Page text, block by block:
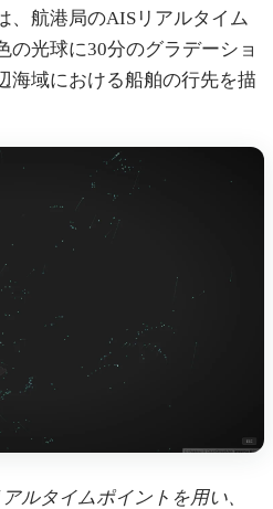
、航港局のAISリアルタイム
の光球に30分のグラデーショ
海域における船舶の行先を描
ルタイムポイントを用い、